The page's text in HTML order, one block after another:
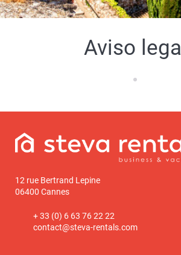
Aviso legal
12 rue Bertrand Lepine
06400 Cannes
+ 33 (0) 6 63 76 22 22
contact@steva-rentals.com